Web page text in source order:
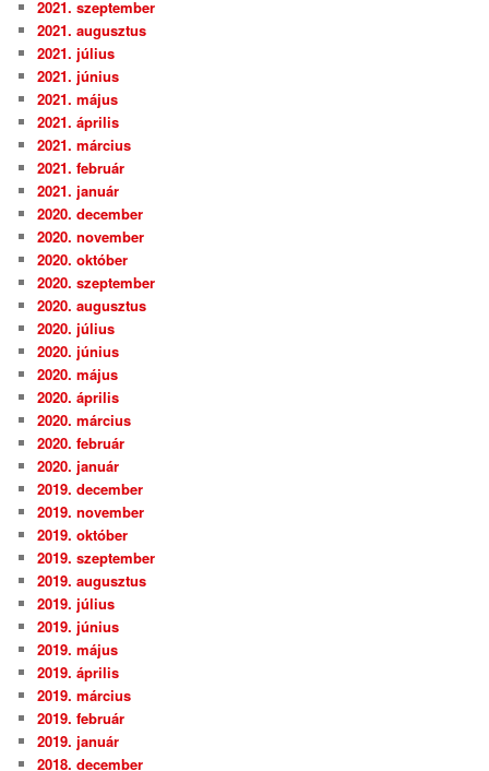
2021. szeptember
2021. augusztus
2021. július
2021. június
2021. május
2021. április
2021. március
2021. február
2021. január
2020. december
2020. november
2020. október
2020. szeptember
2020. augusztus
2020. július
2020. június
2020. május
2020. április
2020. március
2020. február
2020. január
2019. december
2019. november
2019. október
2019. szeptember
2019. augusztus
2019. július
2019. június
2019. május
2019. április
2019. március
2019. február
2019. január
2018. december